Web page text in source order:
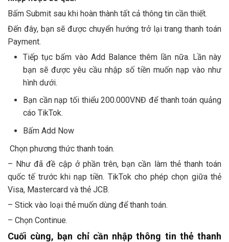
Bấm Submit sau khi hoàn thành tất cả thông tin cần thiết.
Đến đây, bạn sẽ được chuyển hướng trở lại trang thanh toán
Payment.
Tiếp tục bấm vào Add Balance thêm lần nữa. Lần này
bạn sẽ được yêu cầu nhập số tiền muốn nạp vào như
hình dưới.
Bạn cần nạp tối thiểu 200.000VNĐ để thanh toán quảng
cáo TikTok.
Bấm Add Now
Chọn phương thức thanh toán.
– Như đã đề cập ở phần trên, bạn cần làm thẻ thanh toán
quốc tế trước khi nạp tiền. TikTok cho phép chọn giữa thẻ
Visa, Mastercard và thẻ JCB.
– Stick vào loại thẻ muốn dùng để thanh toán.
– Chọn Continue.
Cuối cùng, bạn chỉ cần nhập thông tin thẻ thanh